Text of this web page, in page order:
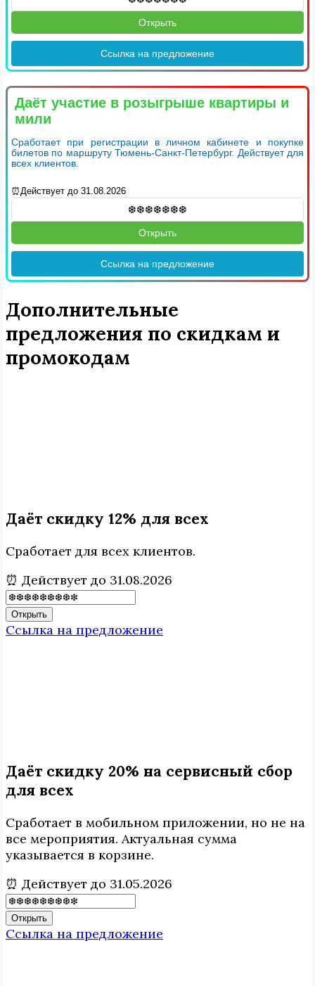
Открыть
Ссылка на предложение
Даёт участие в розыгрыше квартиры и
мили
Сработает при регистрации в личном кабинете и покупке
билетов по маршруту Тюмень-Санкт-Петербург. Действует для
всех клиентов.
⏰Действует до 31.08.2026
Открыть
Ссылка на предложение
Дополнительные
предложения по скидкам и
промокодам
Даёт скидку 12% для всех
Сработает для всех клиентов.
⏰ Действует до 31.08.2026
Открыть
Ссылка на предложение
Даёт скидку 20% на сервисный сбор
для всех
Сработает в мобильном приложении, но не на
все мероприятия. Актуальная сумма
указывается в корзине.
⏰ Действует до 31.05.2026
Открыть
Ссылка на предложение